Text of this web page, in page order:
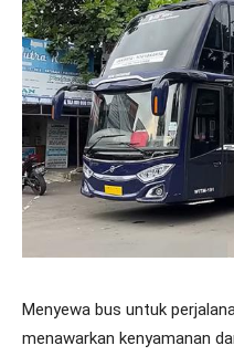
Menyewa bus untuk
menawarkan kenyamanan